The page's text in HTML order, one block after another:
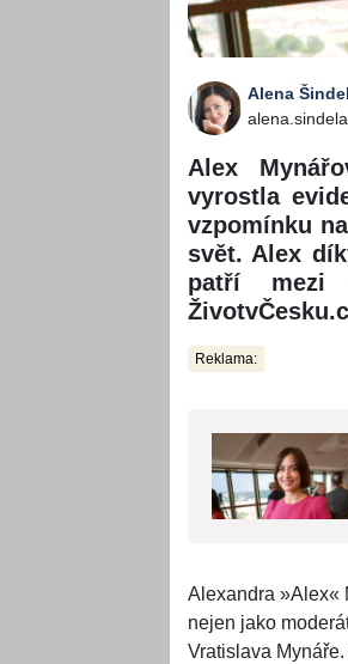
Alena
Alex
vyrostla
vzpomínku
svět. Alex
patří mezi
Reklama:
Alexandra »Alex«
nejen jako
Vratislava